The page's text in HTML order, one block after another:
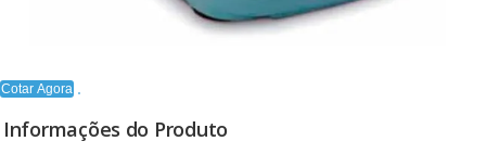
Cotar Agora
Informações do Produto